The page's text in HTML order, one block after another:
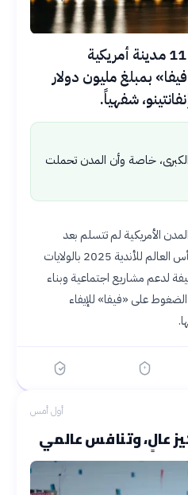
بعد ثلاثة أسابيع من انتهاء كأس العالم 2026، تطالب 11 مدينة أمريكية
بمبلغ مليون دولار
شفهياً.
الكبرى، خاصة وأن المدن تحملت
«ذا أتلتيك»، أن المدن الأمريكية لم تتسلم بعد
المساهمات المالية الموعودة من «فيفا». هذا الوعد جاء قبل انطلاق كأس العالم للأندية 2025 بالولايات
لدعم مشاريع اجتماعية وبناء
على «فيفا» للإيفاء
أول أمس
عالٍ، وتنافس عالمي